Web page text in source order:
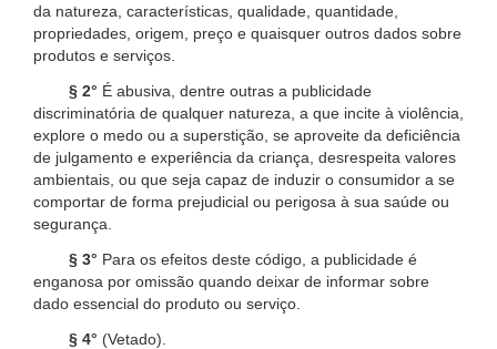
da natureza, características, qualidade, quantidade,
propriedades, origem, preço e quaisquer outros dados sobre
produtos e serviços.
§ 2° É abusiva, dentre outras a publicidade
discriminatória de qualquer natureza, a que incite à violência,
explore o medo ou a superstição, se aproveite da deficiência
de julgamento e experiência da criança, desrespeita valores
ambientais, ou que seja capaz de induzir o consumidor a se
comportar de forma prejudicial ou perigosa à sua saúde ou
segurança.
§ 3° Para os efeitos deste código, a publicidade é
enganosa por omissão quando deixar de informar sobre
dado essencial do produto ou serviço.
§ 4° (Vetado).